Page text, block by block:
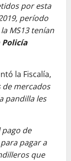
por esta
período
MS13 tenían
Policía
la Fiscalía,
mercados
pandilla les
de
pagar a
que